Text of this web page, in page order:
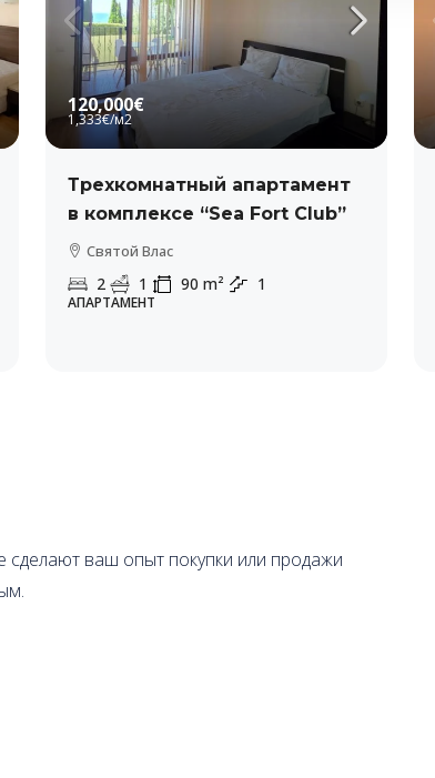
120,000€
1,333€/м2
Трехкомнатный апартамент
в комплексе “Sea Fort Club”
Святой Влас
2 1 90 m² 1
АПАРТАМЕНТ
сделают ваш опыт покупки или продажи